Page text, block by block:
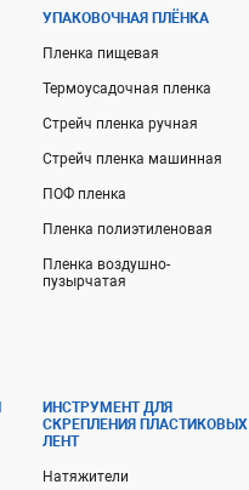
УПАКОВОЧНАЯ ПЛЁНКА
Пленка пищевая
Термоусадочная пленка
Стрейч пленка ручная
Стрейч пленка машинная
ПОФ пленка
Пленка полиэтиленовая
Пленка воздушно-
пузырчатая
ИНСТРУМЕНТ ДЛЯ
СКРЕПЛЕНИЯ ПЛАСТИКОВЫХ
ЛЕНТ
Натяжители